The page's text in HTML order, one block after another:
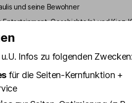
und seine Bewohner
Geschichte(n) und Kiez-
Herbertstraße, Davidwache, den
bis donnerstags)
Führung, bei der du
Infos zu folgenden Zwecken:
für die Seiten-Kernfunktion +